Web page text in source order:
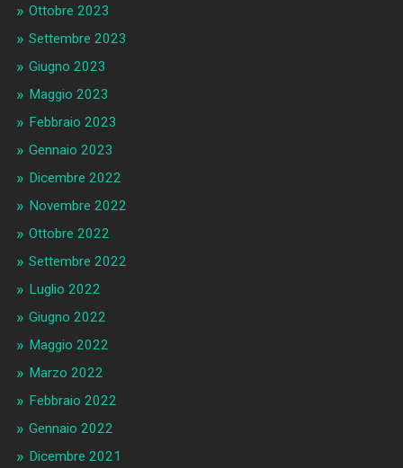
Ottobre 2023
Settembre 2023
Giugno 2023
Maggio 2023
Febbraio 2023
Gennaio 2023
Dicembre 2022
Novembre 2022
Ottobre 2022
Settembre 2022
Luglio 2022
Giugno 2022
Maggio 2022
Marzo 2022
Febbraio 2022
Gennaio 2022
Dicembre 2021